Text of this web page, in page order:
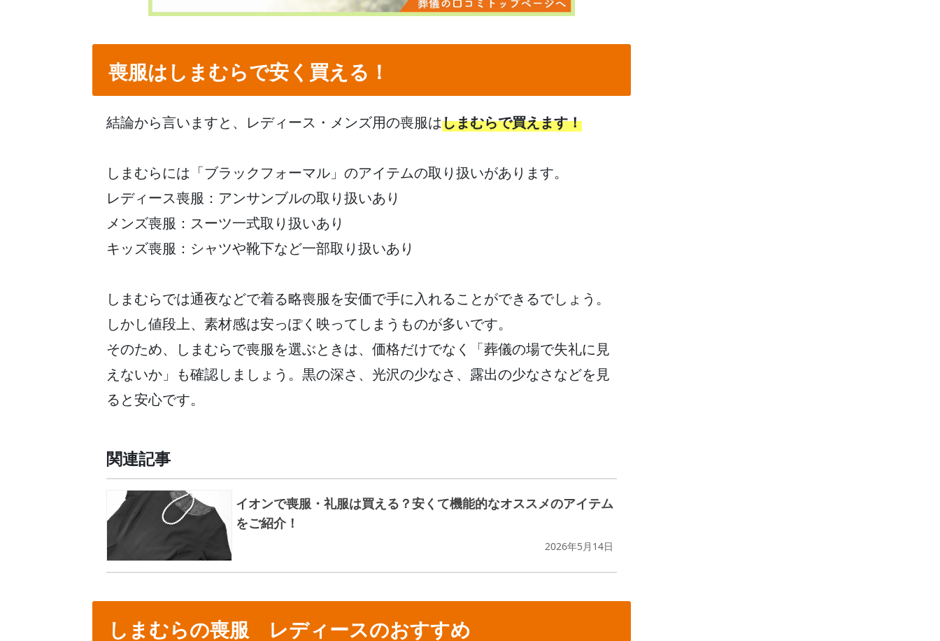
喪服はしまむらで安く買える！
結論から言いますと、レディース・メンズ用の喪服はしまむらで買えます！
しまむらには「ブラックフォーマル」のアイテムの取り扱いがあります。
レディース喪服：アンサンブルの取り扱いあり
メンズ喪服：スーツ一式取り扱いあり
キッズ喪服：シャツや靴下など一部取り扱いあり
しまむらでは通夜などで着る略喪服を安価で手に入れることができるでしょう。
しかし値段上、素材感は安っぽく映ってしまうものが多いです。
そのため、しまむらで喪服を選ぶときは、価格だけでなく「葬儀の場で失礼に見
えないか」も確認しましょう。黒の深さ、光沢の少なさ、露出の少なさなどを見
ると安心です。
関連記事
イオンで喪服・礼服は買える？安くて機能的なオススメのアイテム
をご紹介！
2026年5月14日
しまむらの喪服 レディースのおすすめ